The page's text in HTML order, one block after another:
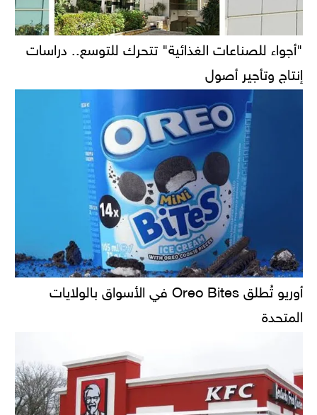
"أجواء للصناعات الغذائية" تتحرك للتوسع.. دراسات
إنتاج وتأجير أصول
أوريو تُطلق Oreo Bites في الأسواق بالولايات
المتحدة